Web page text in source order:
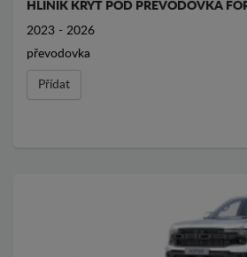
HLINÍK KRYT POD PŘEVODOVKA
2023 - 2026
převodovka
Přídat